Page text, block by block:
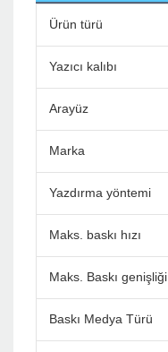
Ürün türü
Yazıcı kalıbı
Arayüz
Marka
Yazdırma yöntemi
Maks. baskı hızı
Maks. Baskı genişliği
Baskı Medya Türü